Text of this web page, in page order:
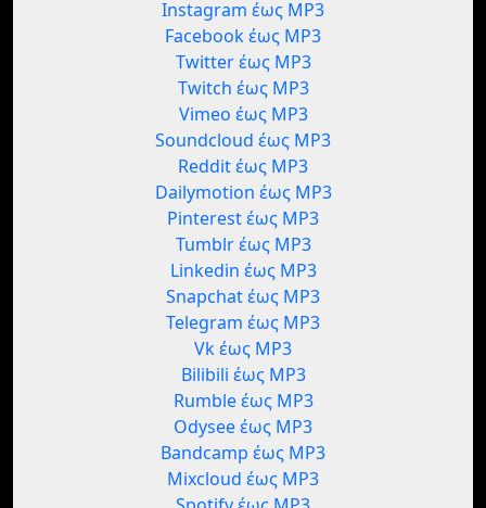
Instagram έως MP3
Facebook έως MP3
Twitter έως MP3
Twitch έως MP3
Vimeo έως MP3
Soundcloud έως MP3
Reddit έως MP3
Dailymotion έως MP3
Pinterest έως MP3
Tumblr έως MP3
Linkedin έως MP3
Snapchat έως MP3
Telegram έως MP3
Vk έως MP3
Bilibili έως MP3
Rumble έως MP3
Odysee έως MP3
Bandcamp έως MP3
Mixcloud έως MP3